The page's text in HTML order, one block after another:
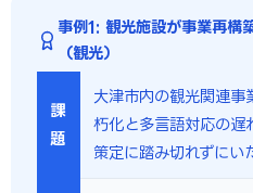
事例1: 観光施設が事業再構
（観光）
課
題
大津市内の観光関連事
朽化と多言語対応の遅
策定に踏み切れずにい